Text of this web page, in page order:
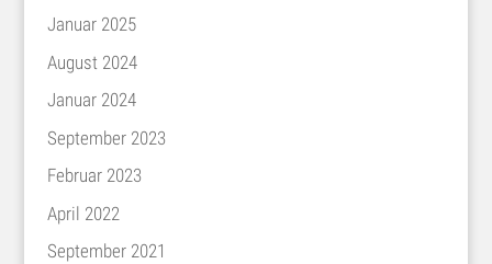
Januar 2025
August 2024
Januar 2024
September 2023
Februar 2023
April 2022
September 2021